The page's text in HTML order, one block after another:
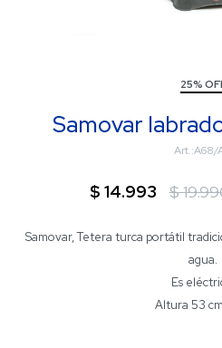
25%
Samovar
A68/
$ 14.993 $
Samovar, Tetera turca portátil
agua.
Es
Altura 53